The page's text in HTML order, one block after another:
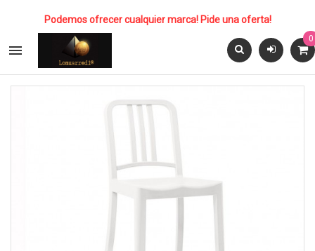
Podemos ofrecer cualquier marca! Pide una oferta!

0